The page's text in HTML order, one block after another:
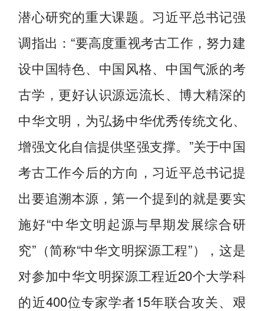
潜心研究的重大课题。习近平总书记强
调指出：“要高度重视考古工作，努力建
设中国特色、中国风格、中国气派的考
古学，更好认识源远流长、博大精深的
中华文明，为弘扬中华优秀传统文化、
增强文化自信提供坚强支撑。”关于中国
考古工作今后的方向，习近平总书记提
出要追溯本源，第一个提到的就是要实
施好“中华文明起源与早期发展综合研
究”（简称“中华文明探源工程”），这是
对参加中华文明探源工程近20个大学科
的近400位专家学者15年联合攻关、艰